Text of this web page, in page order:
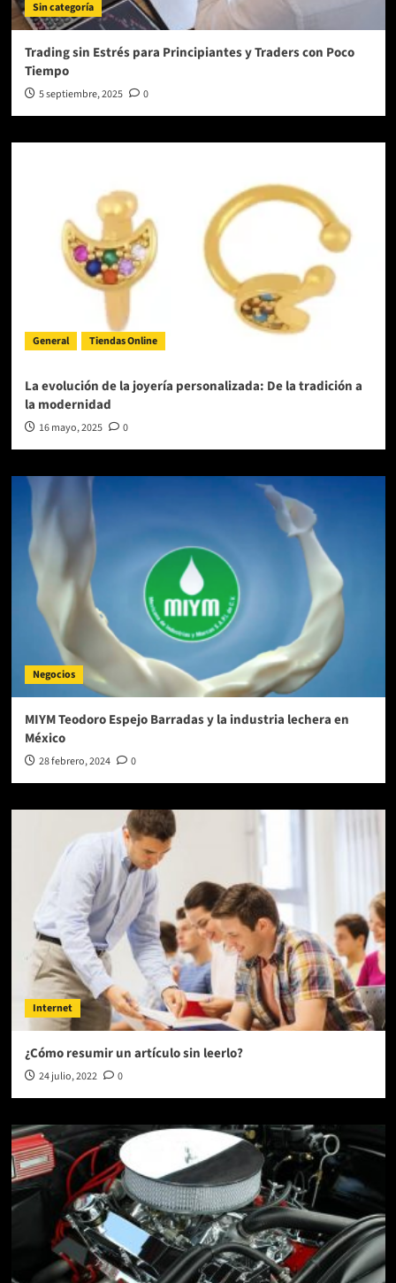
Sin categoría
Trading sin Estrés para Principiantes y Traders con Poco
Tiempo
5 septiembre, 2025 0
General Tiendas Online
La evolución de la joyería personalizada: De la tradición a
la modernidad
16 mayo, 2025 0
Negocios
MIYM Teodoro Espejo Barradas y la industria lechera en
México
28 febrero, 2024 0
Internet
¿Cómo resumir un artículo sin leerlo?
24 julio, 2022 0